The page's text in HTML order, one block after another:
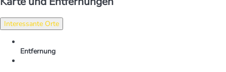
Interessante Orte
Entfernung